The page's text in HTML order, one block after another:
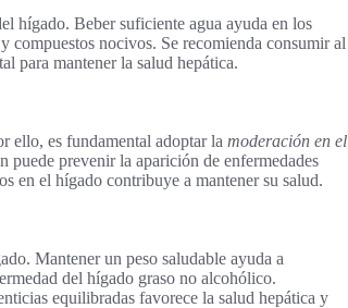
hígado. Beber suficiente agua ayuda en los
nocivos. Se recomienda consumir al
para mantener la salud hepática.
ello, es fundamental adoptar la moderación en el
puede prevenir la aparición de enfermedades
en el hígado contribuye a mantener su salud.
Mantener un peso saludable ayuda a
del hígado graso no alcohólico.
equilibradas favorece la salud hepática y